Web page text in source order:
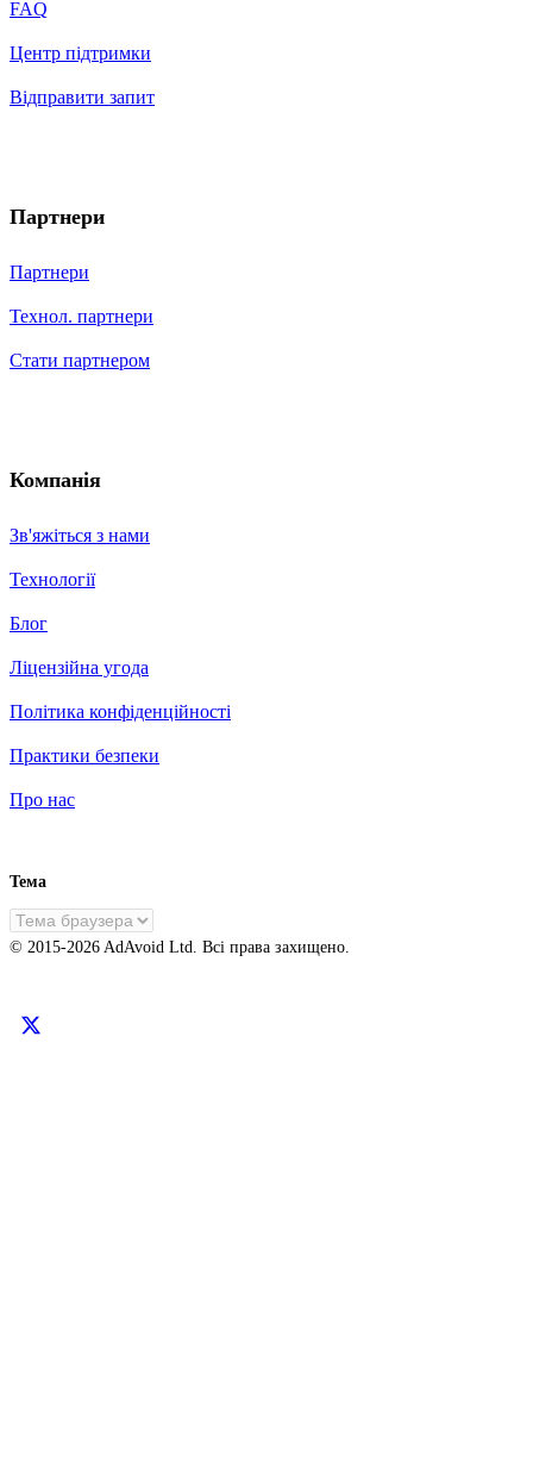
FAQ
Центр підтримки
Відправити запит
Партнери
Партнери
Технол. партнери
Стати партнером
Компанія
Зв'яжіться з нами
Технології
Блог
Ліцензійна угода
Політика конфіденційності
Практики безпеки
Про нас
Тема
© 2015-2026 AdAvoid Ltd. Всі права захищено.